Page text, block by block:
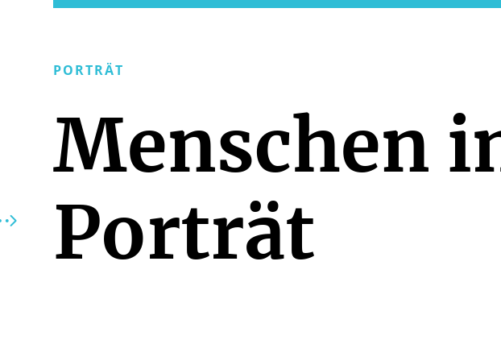
PORTRÄT
Menschen
Porträt